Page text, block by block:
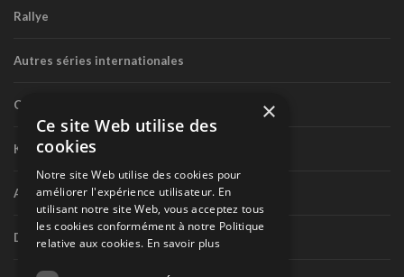
Rallye
Autres séries internationales
Circuit routier canadien
Karting
Autres séries nationales
Divers
×
Ce site Web utilise des
cookies
Notre site Web utilise des cookies pour
améliorer l'expérience utilisateur. En
utilisant notre site Web, vous acceptez tous
les cookies conformément à notre Politique
relative aux cookies. En savoir plus